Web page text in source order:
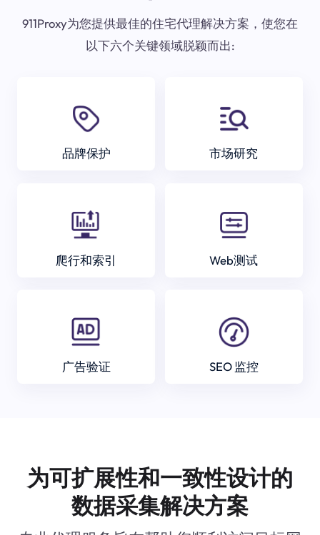
911Proxy为您提供最佳的住宅代理解决方案，使您在
以下六个关键领域脱颖而出:
品牌保护 市场研究
爬行和索引 Web测试
广告验证 SEO 监控
为可扩展性和一致性设计的
数据采集解决方案